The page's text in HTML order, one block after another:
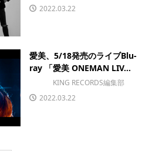
2022.03.22
愛美、5/18発売のライブBlu-
ray 「愛美 ONEMAN LIV...
KING RECORDS編集部
2022.03.22